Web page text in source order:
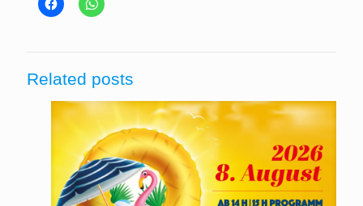
Related posts